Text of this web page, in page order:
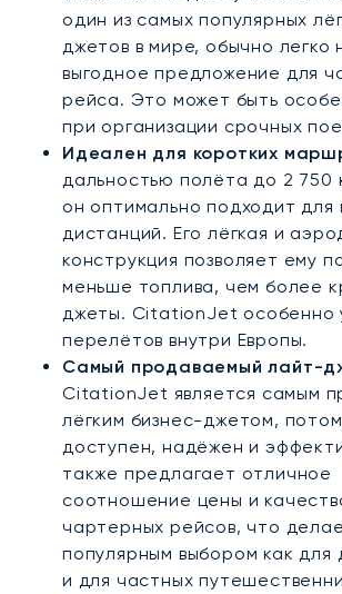
один из самых популярных
джетов в мире, обычно легко
выгодное предложение для
рейса. Это может быть
при организации срочных
Идеален для коротких
дальностью полёта до 2 750
он оптимально подходит для
дистанций. Его лёгкая и
конструкция позволяет ему
меньше топлива, чем более
джеты. CitationJet особенно
перелётов внутри Европы.
Самый продаваемый лайт-
CitationJet является самым
лёгким бизнес-джетом,
доступен, надёжен и
также предлагает отличное
соотношение цены и
чартерных рейсов, что
популярным выбором как для
и для частных